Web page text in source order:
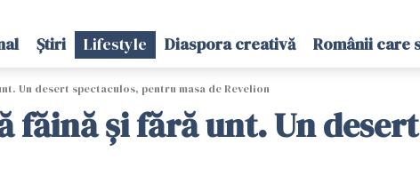
Știri Lifestyle Diaspora creativă Românii care
Un desert spectaculos, pentru masa de Revelion
făină și fără unt. Un